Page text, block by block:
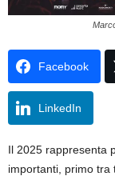
Facebook
LinkedIn
Il 2025 rappresenta
importanti, primo tra